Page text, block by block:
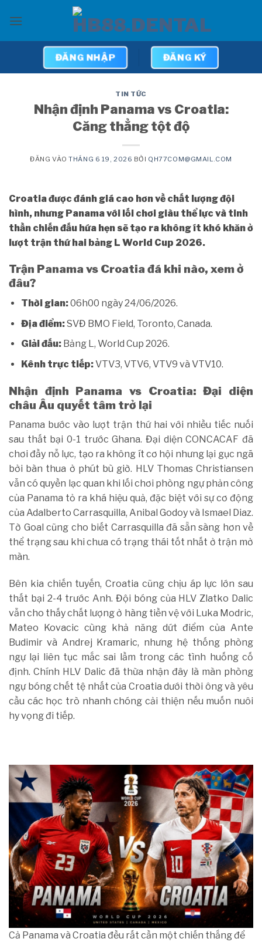
qua
ĐĂNG NHẬP ĐĂNG KÝ
TIN TỨC
Nhận định Panama vs Croatia:
Căng thẳng tột độ
ĐĂNG VÀOTHÁNG 6 19, 2026 BỞI QH77COM@GMAIL.COM
Croatia được đánh giá cao hơn về chất lượng đội
hình, nhưng Panama với lối chơi giàu thể lực và tinh
thần chiến đấu hứa hẹn sẽ tạo ra không ít khó khăn ở
lượt trận thứ hai bảng L World Cup 2026.
Trận Panama vs Croatia đá khi nào, xem ở
đâu?
Thời gian:06h00 ngày 24/06/2026.
Địa điểm:SVĐ BMO Field, Toronto, Canada.
Giải đấu:Bảng L, World Cup 2026.
Kênh trực tiếp:VTV3, VTV6, VTV9 và VTV10.
Nhận định Panama vs Croatia: Đại diện
châu Âu quyết tâm trở lại
Panama bước vào lượt trận thứ hai với nhiều tiếc nuối
sau thất bại 0-1 trước Ghana. Đại diện CONCACAF đã
chơi đầy nỗ lực, tạo ra không ít cơ hội nhưng lại gục ngã
bởi bàn thua ở phút bù giờ. HLV Thomas Christiansen
vẫn có quyền lạc quan khi lối chơi phòng ngự phản công
của Panama tỏ ra khá hiệu quả, đặc biệt với sự cơ động
của Adalberto Carrasquilla, Anibal Godoy và Ismael Diaz.
Tờ Goal cũng cho biết Carrasquilla đã sẵn sàng hơn về
thể trạng sau khi chưa có trạng thái tốt nhất ở trận mở
màn.
Bên kia chiến tuyến, Croatia cũng chịu áp lực lớn sau
thất bại 2-4 trước Anh. Đội bóng của HLV Zlatko Dalic
vẫn cho thấy chất lượng ở hàng tiền vệ với Luka Modric,
Mateo Kovacic cùng khả năng dứt điểm của Ante
Budimir và Andrej Kramaric, nhưng hệ thống phòng
ngự lại liên tục mắc sai lầm trong các tình huống cố
định. Chính HLV Dalic đã thừa nhận đây là màn phòng
ngự bóng chết tệ nhất của Croatia dưới thời ông và yêu
cầu các học trò nhanh chóng cải thiện nếu muốn nuôi
hy vọng đi tiếp.
Cả Panama và Croatia đều rất cần một chiến thắng để